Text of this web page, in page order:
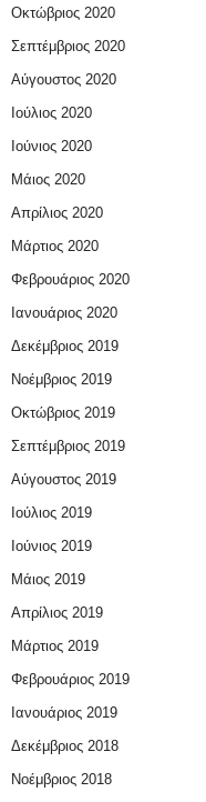
Οκτώβριος 2020
Σεπτέμβριος 2020
Αύγουστος 2020
Ιούλιος 2020
Ιούνιος 2020
Μάιος 2020
Απρίλιος 2020
Μάρτιος 2020
Φεβρουάριος 2020
Ιανουάριος 2020
Δεκέμβριος 2019
Νοέμβριος 2019
Οκτώβριος 2019
Σεπτέμβριος 2019
Αύγουστος 2019
Ιούλιος 2019
Ιούνιος 2019
Μάιος 2019
Απρίλιος 2019
Μάρτιος 2019
Φεβρουάριος 2019
Ιανουάριος 2019
Δεκέμβριος 2018
Νοέμβριος 2018